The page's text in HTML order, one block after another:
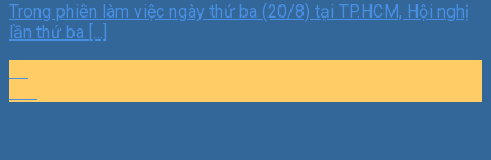
Trong phiên làm việc ngày thứ ba (20/8) tại TP.HCM, Hội nghị
lần thứ ba [...]